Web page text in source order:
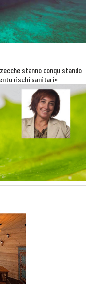
stanno conquistando
rischi sanitari»